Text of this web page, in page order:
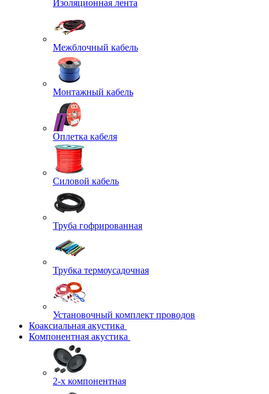
Изоляционная лента
Межблочный кабель
Монтажный кабель
Оплетка кабеля
Силовой кабель
Труба гофрированная
Трубка термоусадочная
Установочный комплект проводов
Коаксиальная акустика
Компонентная акустика
2-х компонентная